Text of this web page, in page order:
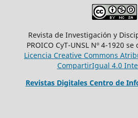
Revista de Investigación y
PROICO CyT-UNSL Nº 4-1920
Licencia Creative Commons
CompartirIgual 4.0
Revistas Digitales Centro de